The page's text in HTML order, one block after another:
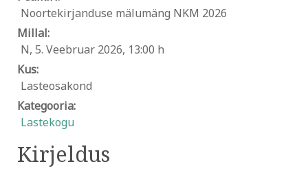
Noortekirjanduse mälumäng NKM 2026
Millal:
N, 5. Veebruar 2026, 13:00 h
Kus:
Lasteosakond
Kategooria:
Lastekogu
Kirjeldus